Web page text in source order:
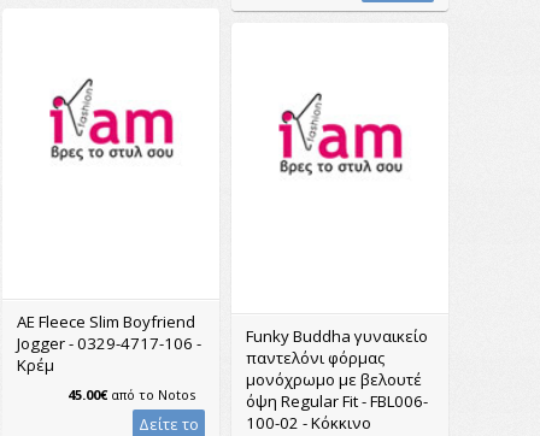
AE Fleece Slim Boyfriend
Jogger - 0329-4717-106 -
Κρέμ
45.00€από το Notos
Δείτε το
Funky Buddha γυναικείο
παντελόνι φόρμας
μονόχρωμο με βελουτέ
όψη Regular Fit - FBL006-
100-02 - Κόκκινο